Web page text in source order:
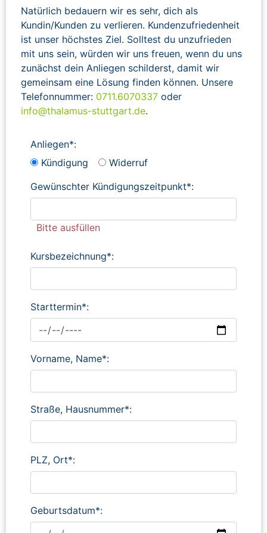
Natürlich bedauern wir es sehr, dich als
Kundin/Kunden zu verlieren. Kundenzufriedenheit
ist unser höchstes Ziel. Solltest du unzufrieden
mit uns sein, würden wir uns freuen, wenn du uns
zunächst dein Anliegen schilderst, damit wir
gemeinsam eine Lösung finden können. Unsere
Telefonnummer: 0711.6070337 oder
info@thalamus-stuttgart.de.
Anliegen*:
Kündigung
Widerruf
Gewünschter Kündigungszeitpunkt*:
Bitte ausfüllen
Kursbezeichnung*:
Starttermin*:
Vorname, Name*:
Straße, Hausnummer*:
PLZ, Ort*:
Geburtsdatum*: